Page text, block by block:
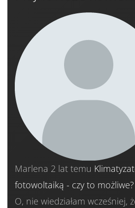
Marlena 2 lat temu
fotowoltaiką - czy to możliwe?
O, nie wiedziałam wcześniej,